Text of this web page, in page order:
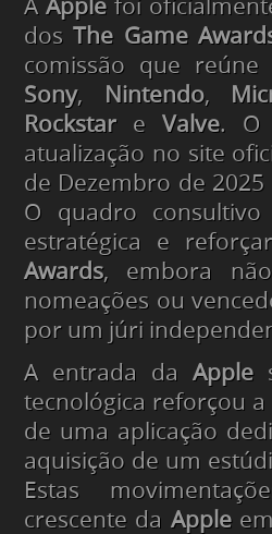
A Apple foi
dosThe Game
comissão que
Sony, Nintendo,
Rockstare Valve. O
atualização no site
de Dezembro de 2025
O quadro
estratégica e
Awards, embora
nomeações ou
por um júri
A entrada daApple
tecnológica reforçou
de uma aplicação
aquisição de um
Estas
crescente da Appleem